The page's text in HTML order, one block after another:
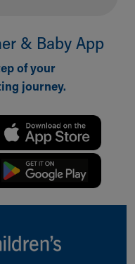
& Baby App
of your
journey.